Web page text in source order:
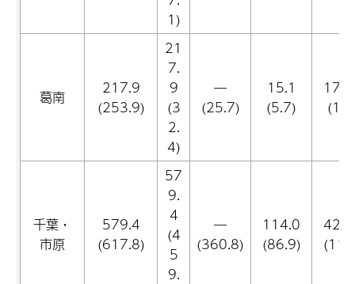
1)
葛南
217.9
(253.9)
21
7.
9
(3
2.
4)
―
(25.7)
15.1
(5.7)
千葉・
市原
579.4
(617.8)
57
9.
4
(4
5
9.
―
(360.8)
114.0
(86.9)